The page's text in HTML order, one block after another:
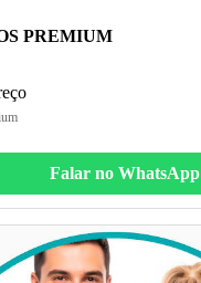
PREMIUM
Falar no WhatsApp